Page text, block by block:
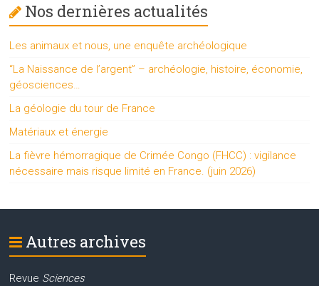
Nos dernières actualités
Les animaux et nous, une enquête archéologique
“La Naissance de l’argent” – archéologie, histoire, économie,
géosciences…
La géologie du tour de France
Matériaux et énergie
La fièvre hémorragique de Crimée Congo (FHCC) : vigilance
nécessaire mais risque limité en France. (juin 2026)
Autres archives
Revue Sciences